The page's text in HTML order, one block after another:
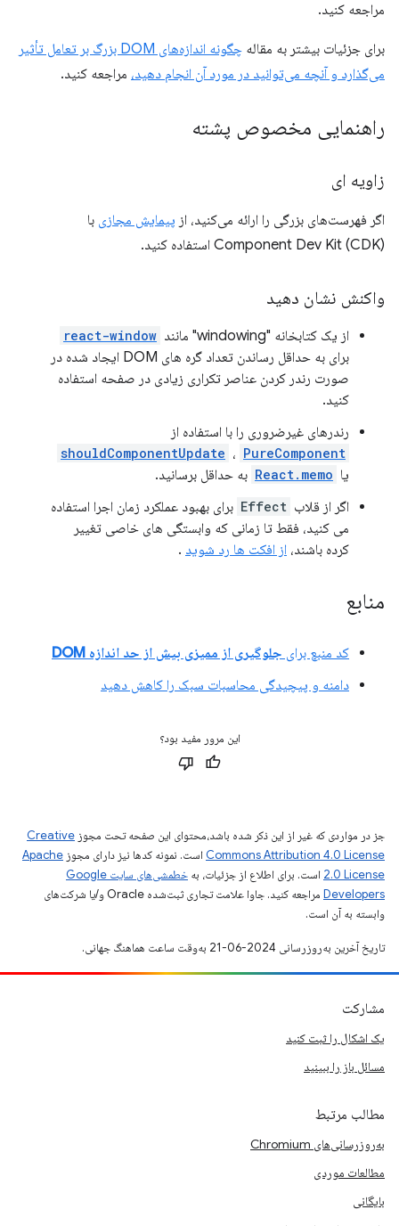
مراجعه کنید.
برای جزئیات بیشتر به مقاله
چگونه اندازه‌های DOM بزرگ بر تعامل تأثیر
می‌گذارد و آنچه می‌توانید در مورد آن انجام دهید، مراجعه کنید.
راهنمایی مخصوص پشته
زاویه ای
اگر فهرست‌های بزرگی را ارائه می‌کنید، از پیمایش مجازی با
Component Dev Kit (CDK) استفاده کنید.
واکنش نشان دهید
از یک کتابخانه "windowing" مانند react-window
برای به حداقل رساندن تعداد گره های DOM ایجاد شده در
صورت رندر کردن عناصر تکراری زیادی در صفحه استفاده
کنید.
رندرهای غیرضروری را با استفاده از
shouldComponentUpdate ، PureComponent
یا React.memo به حداقل برسانید.
اگر از قلاب Effect برای بهبود عملکرد زمان اجرا استفاده
می کنید، فقط تا زمانی که وابستگی های خاصی تغییر
کرده باشند، از افکت ها رد شوید .
منابع
کد منبع برای جلوگیری از ممیزی بیش از حد اندازه DOM
دامنه و پیچیدگی محاسبات سبک را کاهش دهید
این مرور مفید بود؟
جز در مواردی که غیر از این ذکر شده باشد،‌محتوای این صفحه تحت مجوز Creative
Commons Attribution 4.0 License است. نمونه کدها نیز دارای مجوز Apache
2.0 License است. برای اطلاع از جزئیات، به
خطمشی‌های سایت Google
Developers‏
مراجعه کنید. جاوا علامت تجاری ثبت‌شده Oracle و/یا شرکت‌های
وابسته به آن است.
تاریخ آخرین به‌روزرسانی 2024-06-21 به‌وقت ساعت هماهنگ جهانی.
مشارکت
یک اشکال را ثبت کنید
مسائل باز را ببینید
مطالب مرتبط
به‌روزرسانی‌های Chromium
مطالعات موردی
بایگانی